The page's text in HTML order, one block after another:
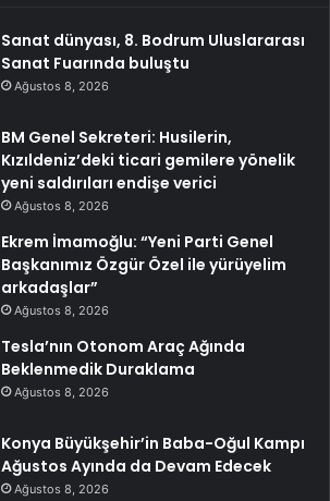
Sanat dünyası, 8. Bodrum Uluslararası
Sanat Fuarında buluştu
Ağustos 8, 2026
BM Genel Sekreteri: Husilerin,
Kızıldeniz’deki ticari gemilere yönelik
yeni saldırıları endişe verici
Ağustos 8, 2026
Ekrem İmamoğlu: “Yeni Parti Genel
Başkanımız Özgür Özel ile yürüyelim
arkadaşlar”
Ağustos 8, 2026
Tesla’nın Otonom Araç Ağında
Beklenmedik Duraklama
Ağustos 8, 2026
Konya Büyükşehir’in Baba-Oğul Kampı
Ağustos Ayında da Devam Edecek
Ağustos 8, 2026